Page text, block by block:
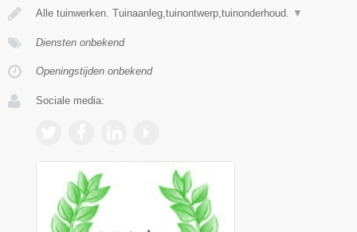
Alle tuinwerken. Tuinaanleg,tuinontwerp,tuinonderhoud. ▼
Diensten onbekend
Openingstijden onbekend
Sociale media: